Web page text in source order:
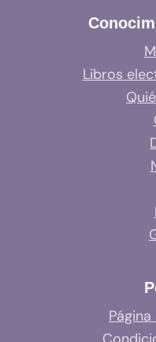
Libros